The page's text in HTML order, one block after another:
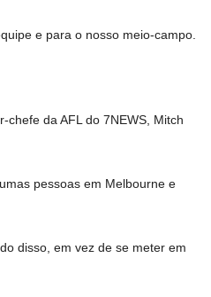
e para o nosso meio-campo.
da AFL do 7NEWS, Mitch
pessoas em Melbourne e
disso, em vez de se meter em